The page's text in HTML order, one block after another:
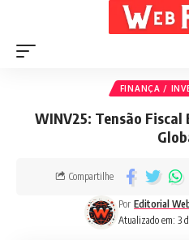
FINANÇA /
WINV25: Tensão
Atualizado em: 3
Por Editorial
Compartilhe